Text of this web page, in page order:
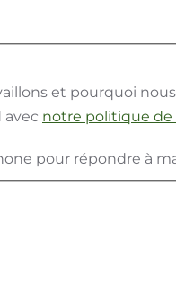
nous vous demandons
à ma demande.